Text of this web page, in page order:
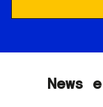
News